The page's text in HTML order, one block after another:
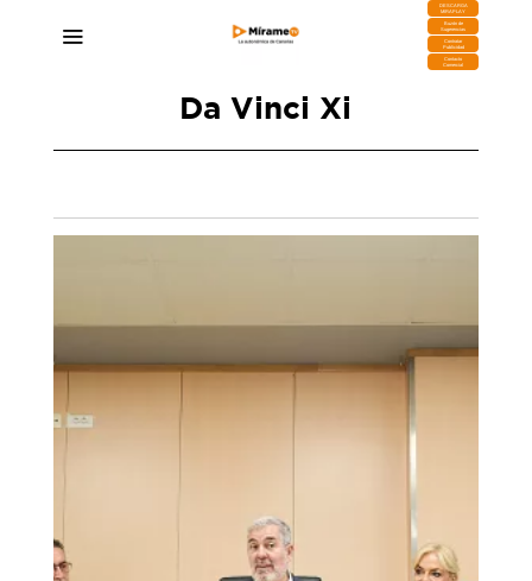
DESCARGA
MIRAPLAY
Buzón de
Sugerencias
Contratar
Publicidad
Contacto
Comercial
Da Vinci Xi